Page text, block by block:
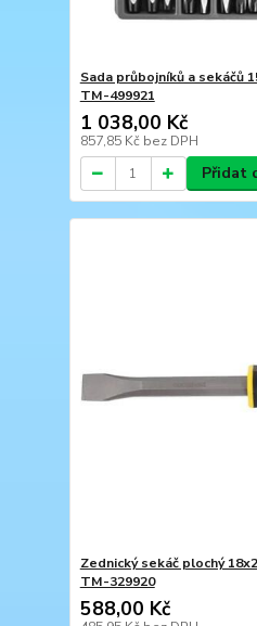
Sada průbojníků a sekáčů
TM-499921
1 038,00 Kč
857,85 Kč bez DPH
Přidat
Zednický sekáč plochý
TM-329920
588,00 Kč